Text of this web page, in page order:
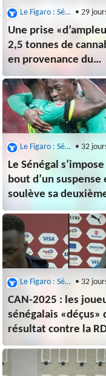
Le Figaro : Sénégal • 29
Une prise
2,5 tonnes de
en provenance du
Sénégal saisies au
Le Figaro : Sénégal • 32
Le Sénégal s’impose
bout d’un suspense
soulève sa
Coupe d’Afrique
des Nations
Le Figaro : Sénégal • 32
CAN-2025 : les
sénégalais «déçus»
résultat contre la